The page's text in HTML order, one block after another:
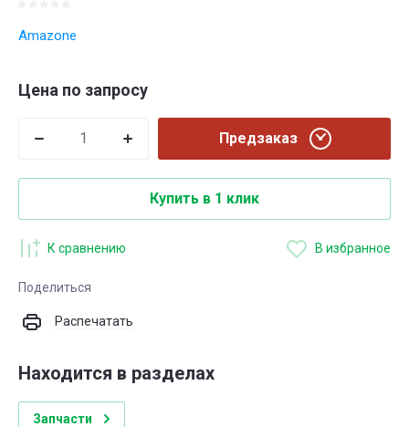
Amazone
Цена по запросу
Предзаказ
Купить в 1 клик
К сравнению В избранное
Поделиться
Распечатать
Находится в разделах
Запчасти